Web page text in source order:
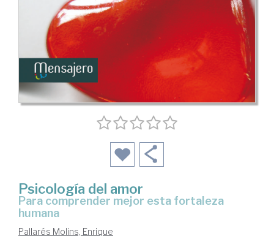
Psicología del amor
para comprender mejor esta fortaleza
humana
Pallarés Molins, Enrique